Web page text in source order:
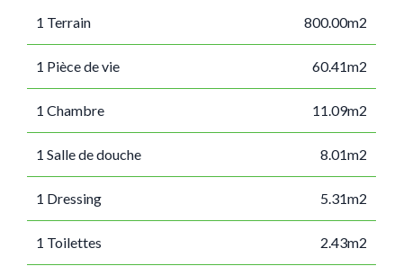
1 Terrain 800.00m2
1 Pièce de vie 60.41m2
1 Chambre 11.09m2
1 Salle de douche 8.01m2
1 Dressing 5.31m2
1 Toilettes 2.43m2